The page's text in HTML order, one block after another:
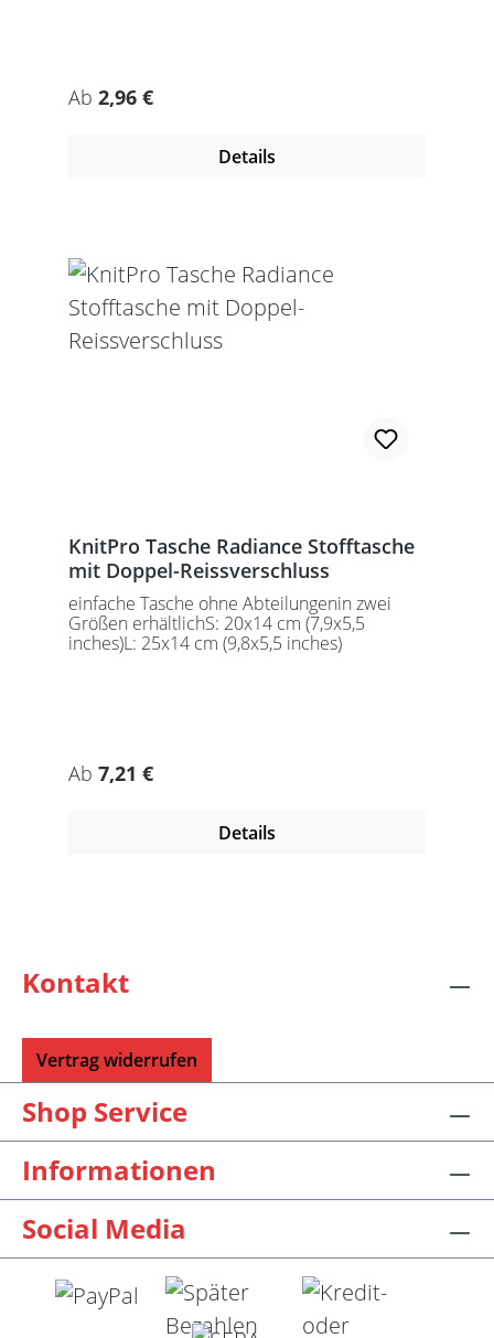
Regulärer Preis:
Ab 2,96 €
Details
KnitPro Tasche Radiance Stofftasche
mit Doppel-Reissverschluss
einfache Tasche ohne Abteilungenin zwei
Größen erhältlichS: 20x14 cm (7,9x5,5
inches)L: 25x14 cm (9,8x5,5 inches)
Regulärer Preis:
Ab 7,21 €
Details
Kontakt
Vertrag widerrufen
Shop Service
Informationen
Social Media